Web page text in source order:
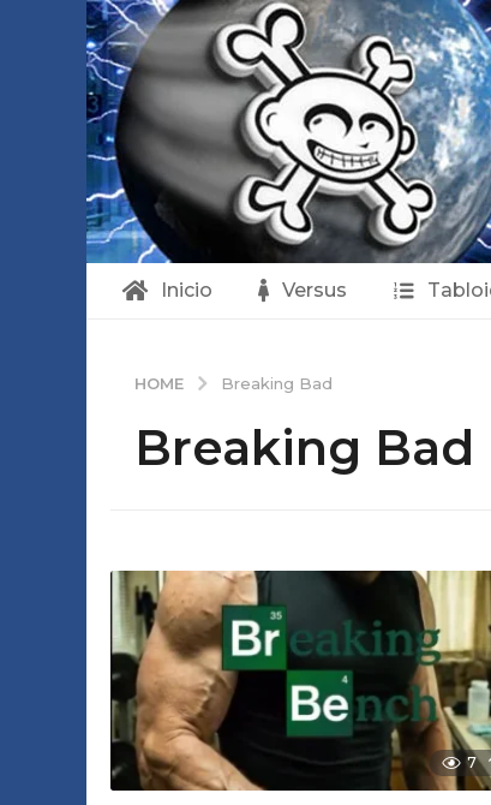
Inicio Versus
HOME Breaking Bad
Breaking Bad
7